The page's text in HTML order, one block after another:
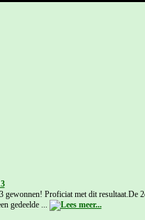
Proficiat met dit resultaat.De
gedeelde ...